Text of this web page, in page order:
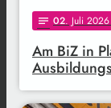
notes 02. Juli
Am BiZ in